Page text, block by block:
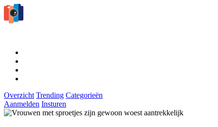
Overzicht Trending Categorieën
Aanmelden Insturen